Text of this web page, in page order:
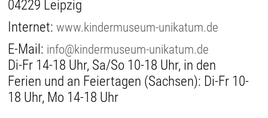
04229 Leipzig
Internet:www.kindermuseum-unikatum.de
E-Mail: info@kindermuseum-unikatum.de
Di-Fr 14-18 Uhr, Sa/So 10-18 Uhr, in den
Ferien und an Feiertagen (Sachsen): Di-Fr 10-
18 Uhr, Mo 14-18 Uhr